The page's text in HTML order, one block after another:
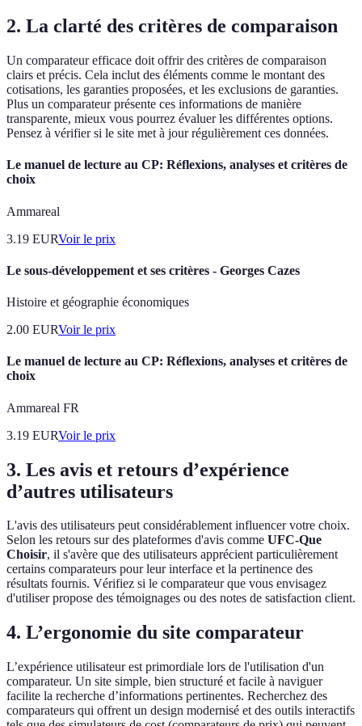
2. La clarté des critères de comparaison
Un comparateur efficace doit offrir des critères de comparaison
clairs et précis. Cela inclut des éléments comme le montant des
cotisations, les garanties proposées, et les exclusions de garanties.
Plus un comparateur présente ces informations de manière
transparente, mieux vous pourrez évaluer les différentes options.
Pensez à vérifier si le site met à jour régulièrement ces données.
Le manuel de lecture au CP: Réflexions, analyses et critères de
choix
Ammareal
3.19 EURVoir le prix
Le sous-développement et ses critères - Georges Cazes
Histoire et géographie économiques
2.00 EURVoir le prix
Le manuel de lecture au CP: Réflexions, analyses et critères de
choix
Ammareal FR
3.19 EURVoir le prix
3. Les avis et retours d’expérience
d’autres utilisateurs
L'avis des utilisateurs peut considérablement influencer votre choix.
Selon les retours sur des plateformes d'avis comme UFC-Que
Choisir, il s'avère que des utilisateurs apprécient particulièrement
certains comparateurs pour leur interface et la pertinence des
résultats fournis. Vérifiez si le comparateur que vous envisagez
d'utiliser propose des témoignages ou des notes de satisfaction client.
4. L’ergonomie du site comparateur
L’expérience utilisateur est primordiale lors de l'utilisation d'un
comparateur. Un site simple, bien structuré et facile à naviguer
facilite la recherche d’informations pertinentes. Recherchez des
comparateurs qui offrent un design modernisé et des outils interactifs